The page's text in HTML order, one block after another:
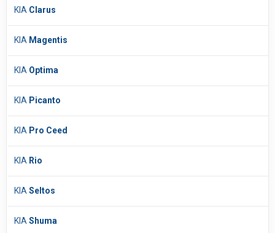
KIA Clarus
KIA Magentis
KIA Optima
KIA Picanto
KIA Pro Ceed
KIA Rio
KIA Seltos
KIA Shuma